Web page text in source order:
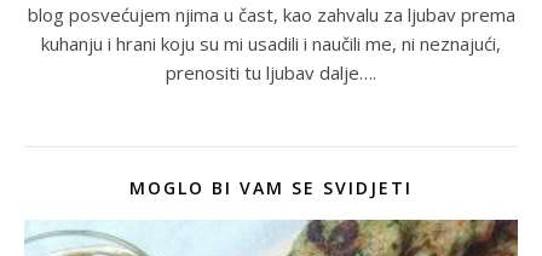
blog posvećujem njima u čast, kao zahvalu za ljubav prema
kuhanju i hrani koju su mi usadili i naučili me, ni neznajući,
prenositi tu ljubav dalje….
MOGLO BI VAM SE SVIDJETI